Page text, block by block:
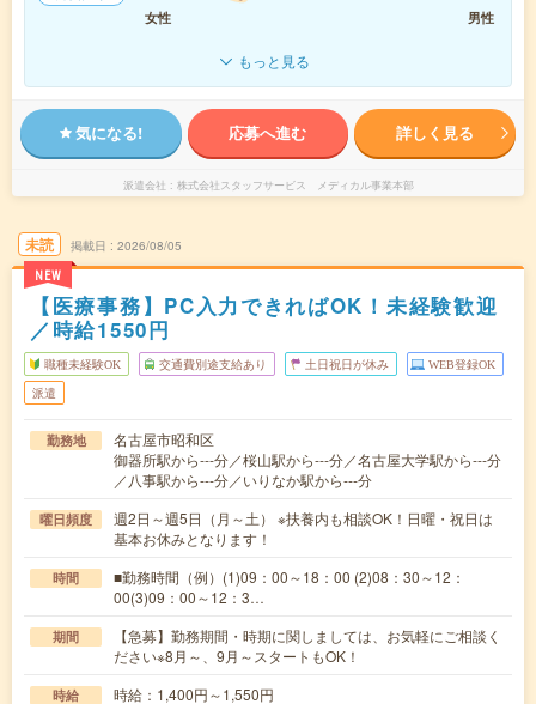
女性
男性
もっと見る
気になる! 応募へ進む 詳しく見る
派遣会社 株式会社スタッフサービス メディカル事業本部
未読
NEW
掲載日 2026/08/05
【医療事務】PC入力できればOK！未経験歓迎
／時給1550円
職種未経験OK 交通費別途支給あり 土日祝日が休み WEB登録OK
派遣
勤務地
名古屋市昭和区
御器所駅から---分／桜山駅から---分／名古屋大学駅から---分
／八事駅から---分／いりなか駅から---分
曜日頻度
週2日～週5日（月～土） ※扶養内も相談OK！日曜・祝日は
基本お休みとなります！
時間
■勤務時間（例）(1)09：00～18：00 (2)08：30～12：
00(3)09：00～12：3…
期間
【急募】勤務期間・時期に関しましては、お気軽にご相談く
ださい※8月～、9月～スタートもOK！
時給 時給：1,400円～1,550円